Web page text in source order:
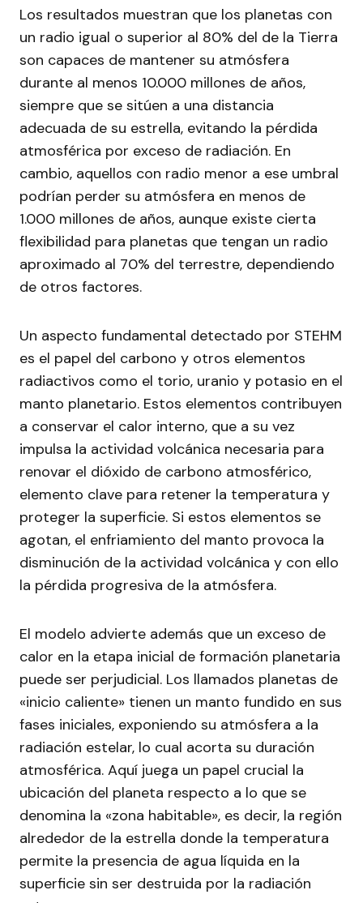
Los resultados muestran que los planetas con
un radio igual o superior al 80% del de la Tierra
son capaces de mantener su atmósfera
durante al menos 10.000 millones de años,
siempre que se sitúen a una distancia
adecuada de su estrella, evitando la pérdida
atmosférica por exceso de radiación. En
cambio, aquellos con radio menor a ese umbral
podrían perder su atmósfera en menos de
1.000 millones de años, aunque existe cierta
flexibilidad para planetas que tengan un radio
aproximado al 70% del terrestre, dependiendo
de otros factores.
Un aspecto fundamental detectado por STEHM
es el papel del carbono y otros elementos
radiactivos como el torio, uranio y potasio en el
manto planetario. Estos elementos contribuyen
a conservar el calor interno, que a su vez
impulsa la actividad volcánica necesaria para
renovar el dióxido de carbono atmosférico,
elemento clave para retener la temperatura y
proteger la superficie. Si estos elementos se
agotan, el enfriamiento del manto provoca la
disminución de la actividad volcánica y con ello
la pérdida progresiva de la atmósfera.
El modelo advierte además que un exceso de
calor en la etapa inicial de formación planetaria
puede ser perjudicial. Los llamados planetas de
«inicio caliente» tienen un manto fundido en sus
fases iniciales, exponiendo su atmósfera a la
radiación estelar, lo cual acorta su duración
atmosférica. Aquí juega un papel crucial la
ubicación del planeta respecto a lo que se
denomina la «zona habitable», es decir, la región
alrededor de la estrella donde la temperatura
permite la presencia de agua líquida en la
superficie sin ser destruida por la radiación